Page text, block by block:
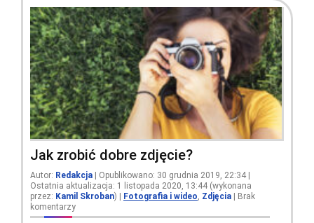
Jak zrobić dobre zdjęcie?
Autor: Redakcja | Opublikowano: 30 grudnia 2019, 22:34 |
Ostatnia aktualizacja: 1 listopada 2020, 13:44 (wykonana
przez: Kamil Skroban) Fotografia i wideo, Zdjęcia
Brak
komentarzy